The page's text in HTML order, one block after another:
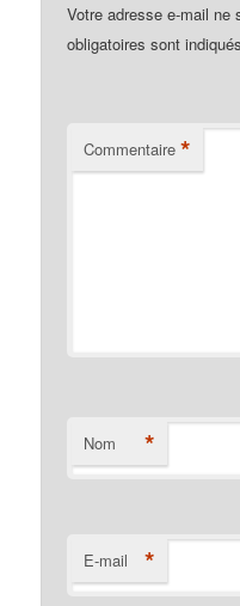
Votre adresse e-mail ne
obligatoires sont
Commentaire *
Nom *
E-mail *